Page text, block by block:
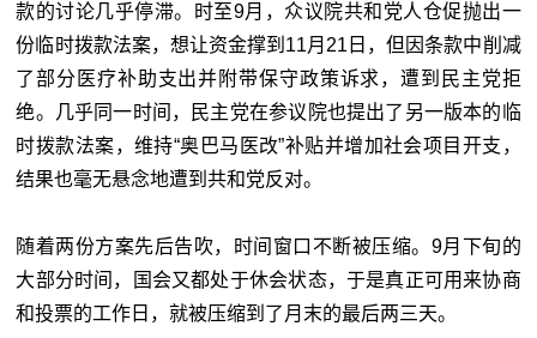
款的讨论几乎停滞。时至9月，众议院共和党人仓促抛出一
份临时拨款法案，想让资金撑到11月21日，但因条款中削减
了部分医疗补助支出并附带保守政策诉求，遭到民主党拒
绝。几乎同一时间，民主党在参议院也提出了另一版本的临
时拨款法案，维持“奥巴马医改”补贴并增加社会项目开支，
结果也毫无悬念地遭到共和党反对。
随着两份方案先后告吹，时间窗口不断被压缩。9月下旬的
大部分时间，国会又都处于休会状态，于是真正可用来协商
和投票的工作日，就被压缩到了月末的最后两三天。